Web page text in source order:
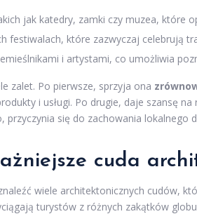
jak katedry, zamki czy muzea, które
festiwalach, które zazwyczaj celebrują
i artystami, co umożliwia
zalet. Po pierwsze, sprzyja ona
i usługi. Po drugie, daje szansę
przyczynia się do zachowania lokalnego
cuda
wiele architektonicznych cudów,
turystów z różnych zakątków